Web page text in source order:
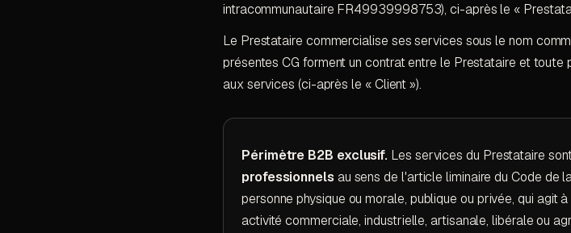
intracommunautaire FR49939998753), ci-après le «
Le Prestataire commercialise ses services sous le nom
présentes CG forment un contrat entre le Prestataire et toute
aux services (ci-après le « Client »).
Périmètre B2B exclusif. Les services du Prestataire
professionnels au sens de l'article liminaire du Code de
personne physique ou morale, publique ou privée, qui agit
activité commerciale, industrielle, artisanale, libérale ou